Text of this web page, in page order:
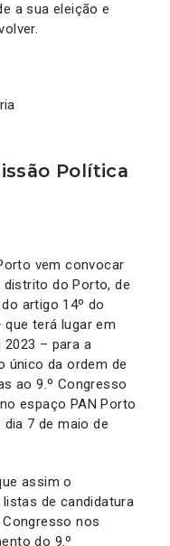
a sua eleição e
Política
vem convocar
do Porto, de
artigo 14º do
que terá lugar em
– para a
único da ordem de
ao 9.º Congresso
espaço PAN Porto
dia 7 de maio de
assim o
de candidatura
nos
do 9.º